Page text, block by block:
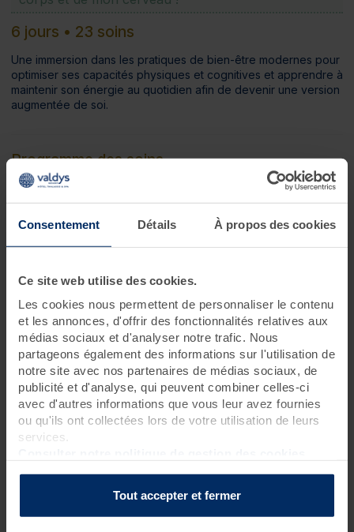
Consentement Détails À propos des cookies
Ce site web utilise des cookies.
Les cookies nous permettent de personnaliser le contenu
et les annonces, d'offrir des fonctionnalités relatives aux
médias sociaux et d'analyser notre trafic. Nous
partageons également des informations sur l'utilisation de
notre site avec nos partenaires de médias sociaux, de
publicité et d'analyse, qui peuvent combiner celles-ci
avec d'autres informations que vous leur avez fournies
ou qu'ils ont collectées lors de votre utilisation de leurs
services.
Tout accepter et fermer
6 jours • 23 soins
Une immersion dans les pratiques de bien-être modernes pour
optimiser ses capacités physiques et cognitives et apprendre à
maintenir son énergie au quotidien afin de devenir une version
augmentée de soi.
Programme des soins
Conseils d'experts
1 consultation diététique* ?
matelas d'eau chauffant**
?
d'algues ?
2 hydrorelax ?
1 enveloppement cryogène ?
Soins spa
1 gommage corps*** ?
1 soin visage Cyfolia bio - soin Phytomer repulpant éclat
(60 mn)
1 soin sérénité fleurs de Bach (bilan et massage) (50 mn)
1 massage shiatsu visage et crâne aux fleurs de Bach (20